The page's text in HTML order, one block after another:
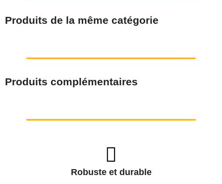
Produits de la même catégorie
Produits complémentaires
Robuste et durable